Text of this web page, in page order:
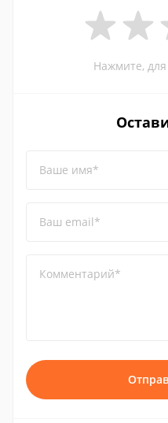
Нажмите,
Ваше имя*
Ваш email*
Комментарий*